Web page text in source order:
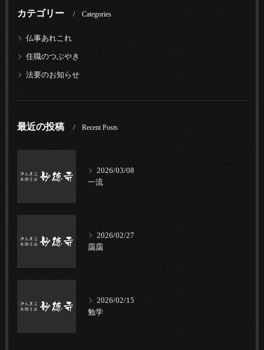
カテゴリー Categories
仏事あれこれ
住職のつぶやき
法要のお知らせ
最近の投稿 Recent Posts
2026/03/08
一流
2026/02/27
靄靄
2026/02/15
勉学